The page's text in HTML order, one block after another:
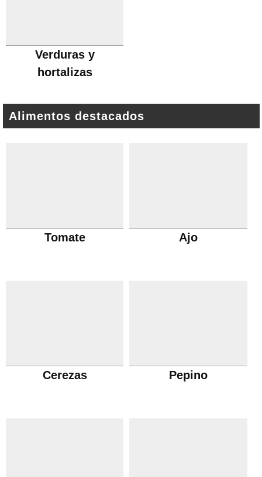
Verduras y
hortalizas
Alimentos destacados
Tomate Ajo
Cerezas Pepino